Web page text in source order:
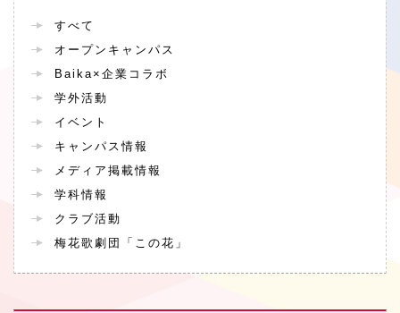
すべて
オープンキャンパス
Baika×企業コラボ
学外活動
イベント
キャンパス情報
メディア掲載情報
学科情報
クラブ活動
梅花歌劇団「この花」